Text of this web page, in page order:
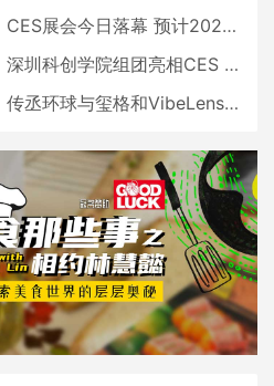
CES展会今日落幕 预计2026行业收入将超五千亿美元
深圳科创学院组团亮相CES 广受好评
传丞环球与玺格和VibeLens共同推出全新耳机